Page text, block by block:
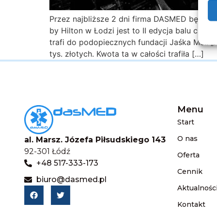
Przez najbliższe 2 dni firma DASMED
by Hilton w Łodzi jest to II edycja balu
trafi do podopiecznych fundacji Jaśka Meli
tys. złotych. Kwota ta w całości trafiła […]
al. Marsz. Józefa Piłsudskiego 143
92-301 Łódź
+48 517-333-173
biuro@dasmed.pl
Menu
Start
O nas
Oferta
Cennik
Aktualności
Kontakt